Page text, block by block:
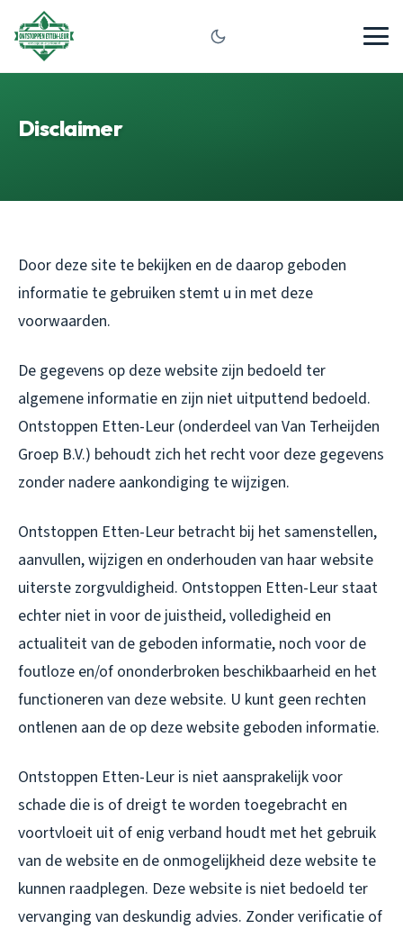
Disclaimer
Door deze site te bekijken en de daarop geboden
informatie te gebruiken stemt u in met deze
voorwaarden.
De gegevens op deze website zijn bedoeld ter
algemene informatie en zijn niet uitputtend bedoeld.
Ontstoppen Etten-Leur (onderdeel van Van Terheijden
Groep B.V.) behoudt zich het recht voor deze gegevens
zonder nadere aankondiging te wijzigen.
Ontstoppen Etten-Leur betracht bij het samenstellen,
aanvullen, wijzigen en onderhouden van haar website
uiterste zorgvuldigheid. Ontstoppen Etten-Leur staat
echter niet in voor de juistheid, volledigheid en
actualiteit van de geboden informatie, noch voor de
foutloze en/of ononderbroken beschikbaarheid en het
functioneren van deze website. U kunt geen rechten
ontlenen aan de op deze website geboden informatie.
Ontstoppen Etten-Leur is niet aansprakelijk voor
schade die is of dreigt te worden toegebracht en
voortvloeit uit of enig verband houdt met het gebruik
van de website en de onmogelijkheid deze website te
kunnen raadplegen. Deze website is niet bedoeld ter
vervanging van deskundig advies. Zonder verificatie of